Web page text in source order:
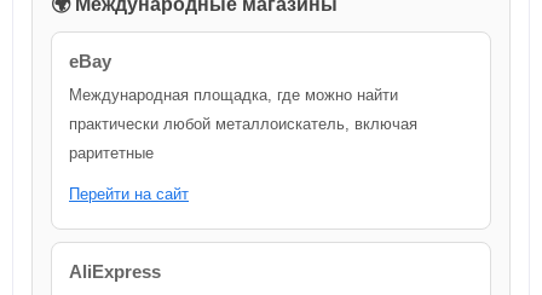
🌍 Международные магазины
eBay
Международная площадка, где можно найти
практически любой металлоискатель, включая
раритетные
Перейти на сайт
AliExpress